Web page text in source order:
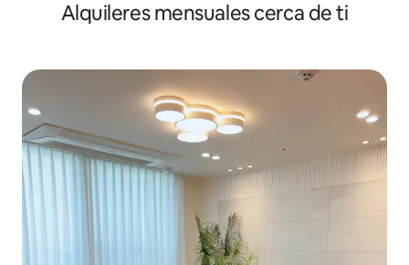
Alquileres mensuales cerca de ti